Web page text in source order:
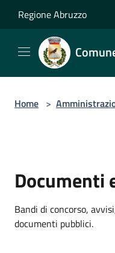
Regione Abruzzo
Home >
Documenti
Bandi di concorso,
documenti pubblici.